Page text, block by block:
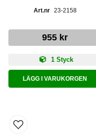
23-2158
955 kr
1 Styck
LÄGG I VARUKORGEN